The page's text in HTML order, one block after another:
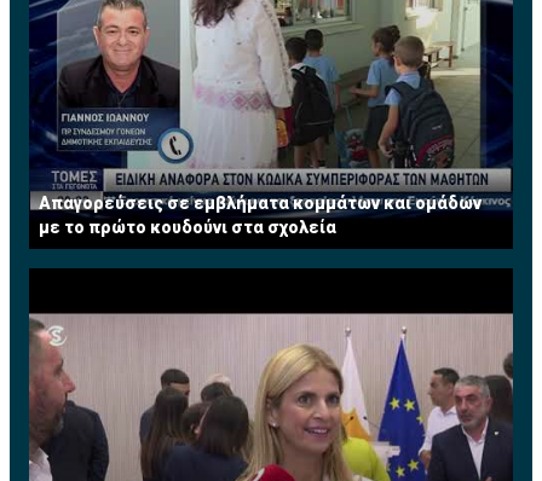
Απαγορεύσεις σε εμβλήματα κομμάτων και ομάδων
με το πρώτο κουδούνι στα σχολεία